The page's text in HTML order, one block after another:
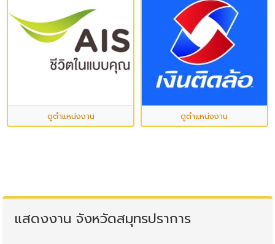
ดูตำแหน่งงาน ดูตำแหน่งงาน
แสดงงาน จังหวัดสมุทรปราการ